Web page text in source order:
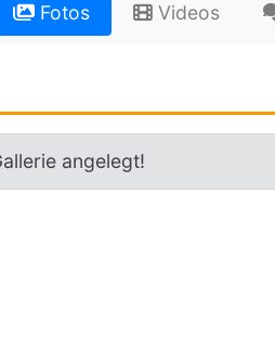
Fotos Videos
angelegt!